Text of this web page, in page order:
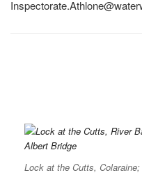
Lock at the Cutts,